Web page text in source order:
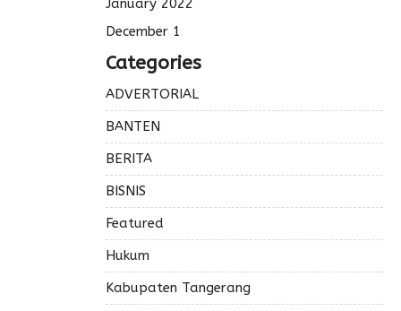
January 2022
December 1
Categories
ADVERTORIAL
BANTEN
BERITA
BISNIS
Featured
Hukum
Kabupaten Tangerang